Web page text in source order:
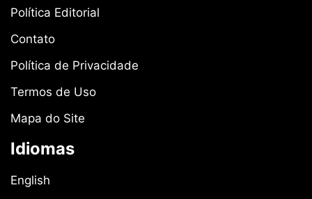
Política Editorial
Contato
Política de Privacidade
Termos de Uso
Mapa do Site
Idiomas
English